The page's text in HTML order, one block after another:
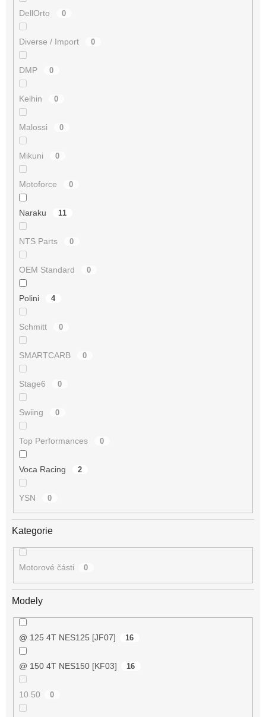
DellOrto 0
Diverse / Import 0
DMP 0
Keihin 0
Malossi 0
Mikuni 0
Motoforce 0
Naraku 11
NTS Parts 0
OEM Standard 0
Polini 4
Schmitt 0
SMARTCARB 0
Stage6 0
Swiing 0
Top Performances 0
Voca Racing 2
YSN 0
Kategorie
Motorové části 0
Modely
@ 125 4T NES125 [JF07] 16
@ 150 4T NES150 [KF03] 16
10 50 0